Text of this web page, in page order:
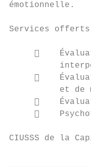
émotionnelle.
Services offerts


et de


CIUSSS de la